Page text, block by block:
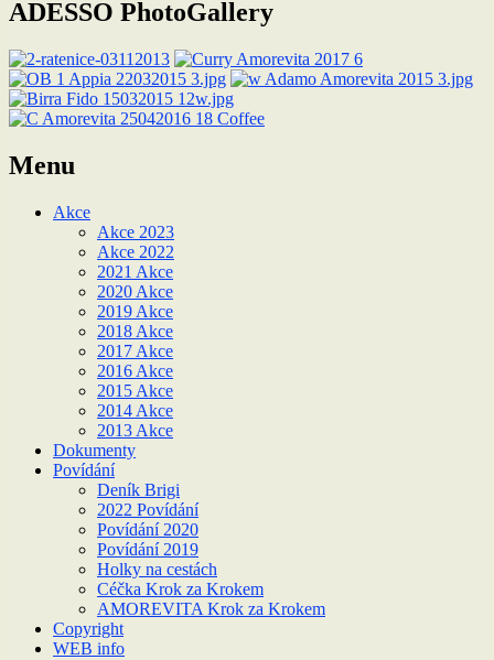
ADESSO PhotoGallery
Menu
Akce
Akce 2023
Akce 2022
2021 Akce
2020 Akce
2019 Akce
2018 Akce
2017 Akce
2016 Akce
2015 Akce
2014 Akce
2013 Akce
Dokumenty
Povídání
Deník Brigi
2022 Povídání
Povídání 2020
Povídání 2019
Holky na cestách
Céčka Krok za Krokem
AMOREVITA Krok za Krokem
Copyright
WEB info